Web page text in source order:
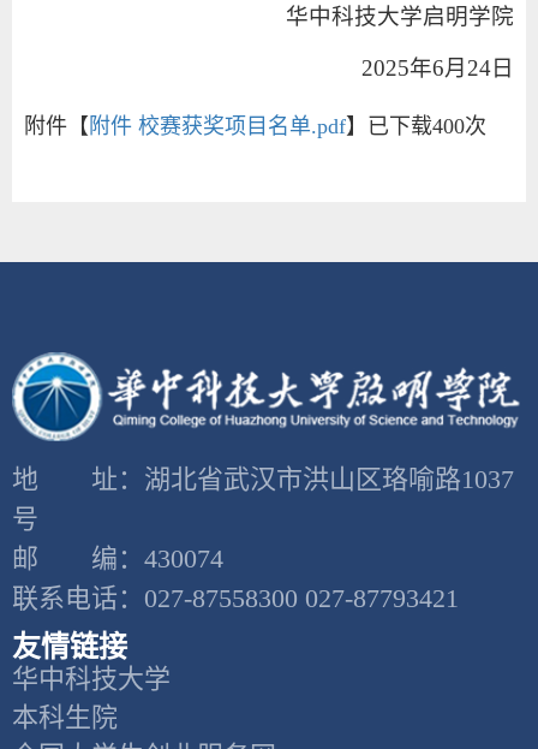
华中科技大学启明学院
2025年6月24日
附件【 附件 校赛获奖项目名单.pdf】已下载400次
地 址：湖北省武汉市洪山区珞喻路1037
号
邮 编：430074
联系电话：027-87558300 027-87793421
友情链接
华中科技大学
本科生院